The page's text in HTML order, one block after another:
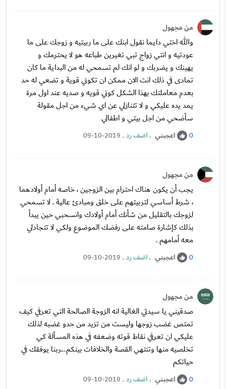
من مجهول
والله اختي دايما نقول ابنك على ما ربيتيه و زوجك على ما
عودتيه و انتي زواج تبي تغيرين طباعه هو لا يحترمك و
يهينك و يضربك و لو انك لم تسمحي له من البداية ما كان
تمادى في ذلك انت الان ممكن ان تكوني قوية و تضعي له حد
بعدم معاملتك بهذا الشكل كوني قويه و صديه عند اول مرة
يمد يده عليكي و لا تتنازلي عن اي شيء من اجل مقولة
سأضحي من اجل بيتي و اطفالي
0 اعجبني .اضف رد.
09-10-2019
من مجهول
يجب أن يكون هناك احترام بين الزوجين ، خاصه أمام أولادهما
، شرط أساسي لتربيتهم على خلق ومبادئ عالية . لا تسمحي
لزوجك بالتقليل من شأنك أمام أولادك وانسحبي حين يبدأ
بذلك كإشارة صامته على رفضك الموضوع ولكي لا تتجادلي
معه أمامهم .
0 اعجبني .اضف رد.
09-10-2019
من مجهول
صدقيني يا سيدتي الغالية انه الزوجة الصالحة التي تعرفي كيف
تمتص غضب زوجها وليست من تزيد من حدو غضبه لذلك
عليكي ان تعرفي نقاط قوته وضعفه في هذه المسألة كي
تخلصيه منها وتنتهي القصة والخلافات بينكم...ربنا يوفقك في
حياتكم
0 اعجبني .اضف رد.
09-10-2019